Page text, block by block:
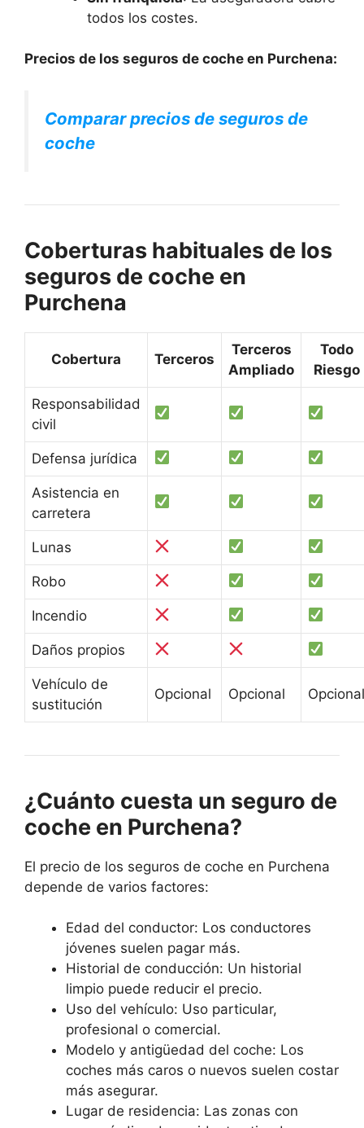
todos los costes.
Precios de los seguros de coche en Purchena:
Comparar precios de seguros de
coche
Coberturas habituales de los
seguros de coche en
Purchena
Cobertura Terceros
Terceros
Ampliado
Todo
Riesgo
Responsabilidad
civil
Defensa jurídica
Asistencia en
carretera
Lunas
Robo
Incendio
Daños propios
Vehículo de
sustitución
Opcional Opcional Opcional
¿Cuánto cuesta un seguro de
coche en Purchena?
El precio de los seguros de coche en Purchena
depende de varios factores:
Edad del conductor: Los conductores
jóvenes suelen pagar más.
Historial de conducción: Un historial
limpio puede reducir el precio.
Uso del vehículo: Uso particular,
profesional o comercial.
Modelo y antigüedad del coche: Los
coches más caros o nuevos suelen costar
más asegurar.
Lugar de residencia: Las zonas con